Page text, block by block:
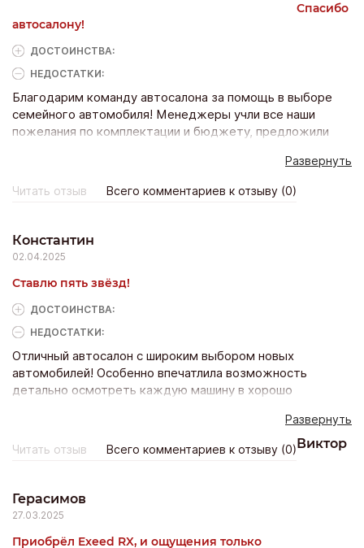
Спасибо
автосалону!
ДОСТОИНCТВА:
НЕДОСТАТКИ:
Благодарим команду автосалона за помощь в выборе
семейного автомобиля! Менеджеры учли все наши
пожелания по комплектации и бюджету, предложили
возможность оформить страховку и поставить машину
на учет прямо в салоне
Развернуть
Читать отзыв Всего комментариев к отзыву (0)
Константин
02.04.2025
Ставлю пять звёзд!
ДОСТОИНCТВА:
НЕДОСТАТКИ:
Отличный автосалон с широким выбором новых
автомобилей! Особенно впечатлила возможность
детально осмотреть каждую машину в хорошо
но при этом ненавязчивый. Получил приятный бонус в
виде скидки на дополнительное оборудование
Развернуть
Читать отзыв Всего комментариев к отзыву (0)Виктор
Герасимов
27.03.2025
Приобрёл Exeed RX, и ощущения только